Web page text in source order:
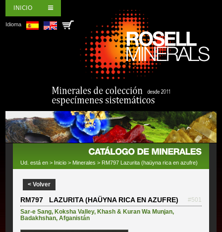
INICIO
Idioma
Ud. está en > Inicio > Minerales > RM797 Lazurita (haüyna rica en azufre)
< Volver
RM797 LAZURITA (HAÜYNA RICA EN AZUFRE)
#501
Sar-e Sang, Koksha Valley, Khash & Kuran Wa Munjan,
Badakhshan,Afganistán